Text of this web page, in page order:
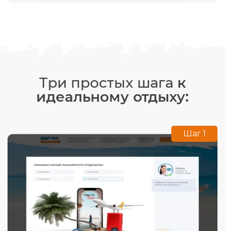
Три простых шага к
идеальному отдыху:
Шаг 1